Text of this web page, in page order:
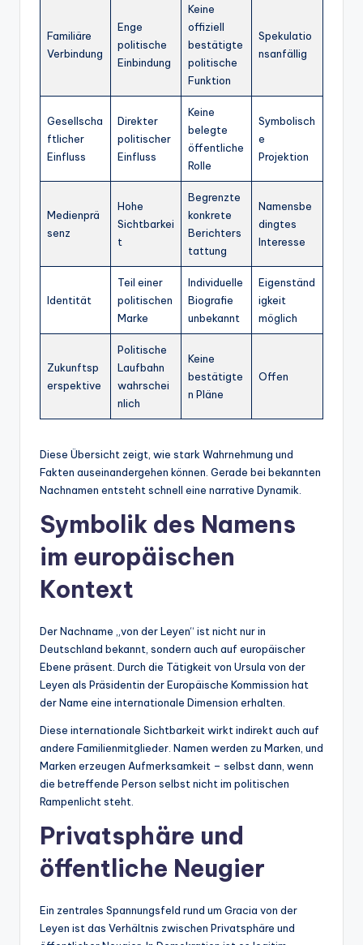
Familiäre
Verbindung
Enge
politische
Einbindung
Keine
offiziell
bestätigte
politische
Funktion
Spekulatio
nsanfällig
Gesellscha
ftlicher
Einfluss
Direkter
politischer
Einfluss
Keine
belegte
öffentliche
Rolle
Symbolisch
e
Projektion
Medienprä
senz
Hohe
Sichtbarkei
t
Begrenzte
konkrete
Berichters
tattung
Namensbe
dingtes
Interesse
Identität
Teil einer
politischen
Marke
Individuelle
Biografie
unbekannt
Eigenständ
igkeit
möglich
Zukunftsp
erspektive
Politische
Laufbahn
wahrschei
nlich
Keine
bestätigte
n Pläne
Offen
Diese Übersicht zeigt, wie stark Wahrnehmung und
Fakten auseinandergehen können. Gerade bei bekannten
Nachnamen entsteht schnell eine narrative Dynamik.
Symbolik des Namens
im europäischen
Kontext
Der Nachname „von der Leyen“ ist nicht nur in
Deutschland bekannt, sondern auch auf europäischer
Ebene präsent. Durch die Tätigkeit von Ursula von der
Leyen als Präsidentin der Europäische Kommission hat
der Name eine internationale Dimension erhalten.
Diese internationale Sichtbarkeit wirkt indirekt auch auf
andere Familienmitglieder. Namen werden zu Marken, und
Marken erzeugen Aufmerksamkeit – selbst dann, wenn
die betreffende Person selbst nicht im politischen
Rampenlicht steht.
Privatsphäre und
öffentliche Neugier
Ein zentrales Spannungsfeld rund um Gracia von der
Leyen ist das Verhältnis zwischen Privatsphäre und